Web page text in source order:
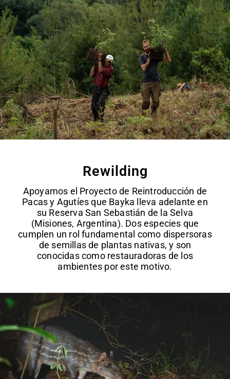
Rewilding
Apoyamos el Proyecto de Reintroducción de
Pacas y Agutíes que Bayka lleva adelante en
su Reserva San Sebastián de la Selva
(Misiones, Argentina). Dos especies que
cumplen un rol fundamental como dispersoras
de semillas de plantas nativas, y son
conocidas como restauradoras de los
ambientes por este motivo.